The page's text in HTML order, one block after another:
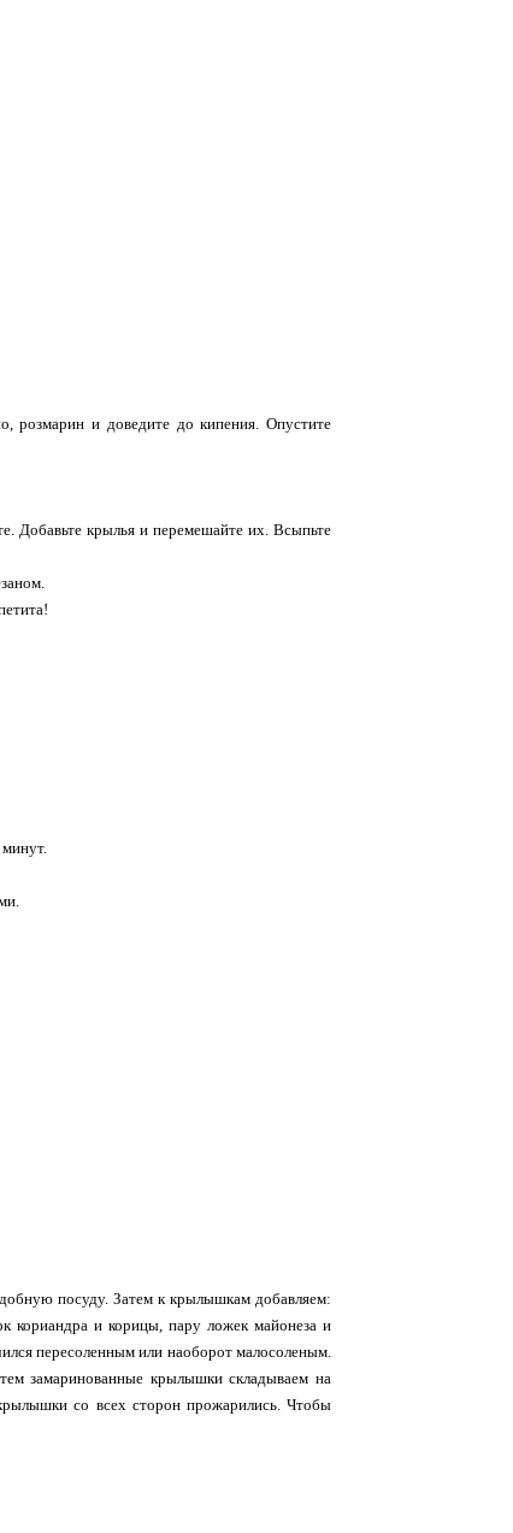
розмарин и доведите до кипения. Опустите
Добавьте крылья и перемешайте их. Всыпьте
посуду. Затем к крылышкам добавляем:
кориандра и корицы, пару ложек майонеза и
пересоленным или наоборот малосоленым.
замаринованные крылышки складываем на
со всех сторон прожарились. Чтобы